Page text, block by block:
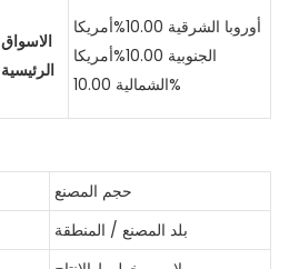
الاسواق
الرئيسية
أوروبا الشرقية 10.00%أمريكا
الجنوبية 10.00%أمريكا
الشمالية 10.00%
حجم المصنع
بلد المصنع / المنطقة